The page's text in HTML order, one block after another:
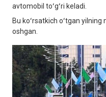
avtomobil toʻgʻri keladi.
Bu koʻrsatkich oʻtgan
oshgan.